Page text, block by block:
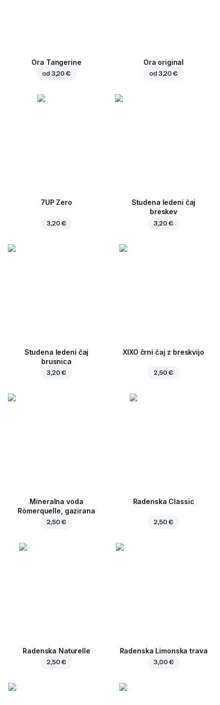
Ora Tangerine
od 3,20 €
Ora original
od 3,20 €
7UP Zero
3,20 €
Studena ledeni čaj
breskev
3,20 €
Studena ledeni čaj
brusnica
3,20 €
XIXO črni čaj z breskvijo
2,50 €
Mineralna voda
Römerquelle, gazirana
2,50 €
Radenska Classic
2,50 €
Radenska Naturelle
2,50 €
Radenska Limonska trava
3,00 €